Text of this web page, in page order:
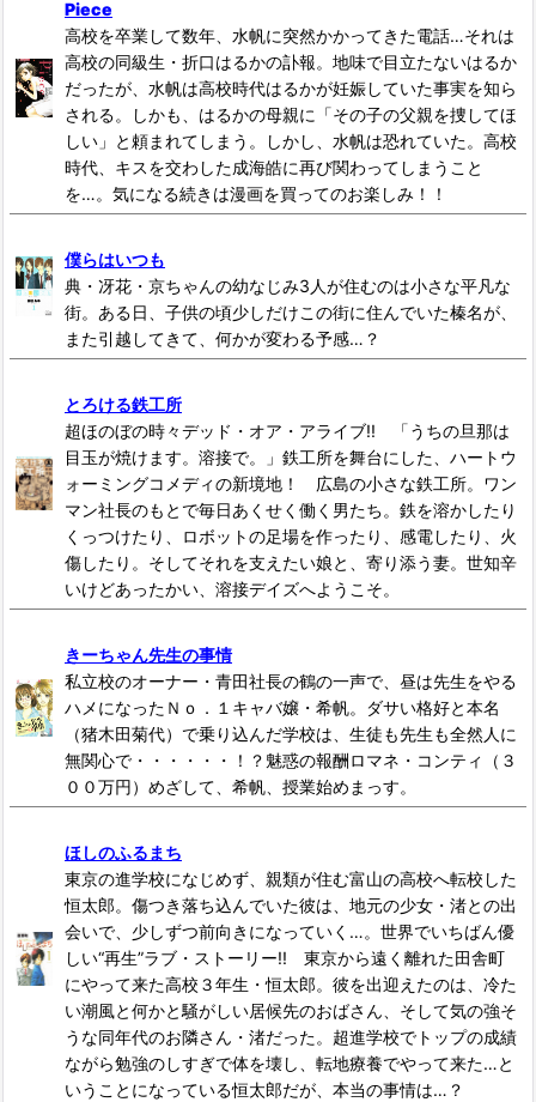
Piece
高校を卒業して数年、水帆に突然かかってきた電話…それは
高校の同級生・折口はるかの訃報。地味で目立たないはるか
だったが、水帆は高校時代はるかが妊娠していた事実を知ら
される。しかも、はるかの母親に「その子の父親を捜してほ
しい」と頼まれてしまう。しかし、水帆は恐れていた。高校
時代、キスを交わした成海皓に再び関わってしまうこと
を…。気になる続きは漫画を買ってのお楽しみ！！
僕らはいつも
典・冴花・京ちゃんの幼なじみ3人が住むのは小さな平凡な
街。ある日、子供の頃少しだけこの街に住んでいた榛名が、
また引越してきて、何かが変わる予感…？
とろける鉄工所
超ほのぼの時々デッド・オア・アライブ!! 「うちの旦那は
目玉が焼けます。溶接で。」鉄工所を舞台にした、ハートウ
ォーミングコメディの新境地！ 広島の小さな鉄工所。ワン
マン社長のもとで毎日あくせく働く男たち。鉄を溶かしたり
くっつけたり、ロボットの足場を作ったり、感電したり、火
傷したり。そしてそれを支えたい娘と、寄り添う妻。世知辛
いけどあったかい、溶接デイズへようこそ。
きーちゃん先生の事情
私立校のオーナー・青田社長の鶴の一声で、昼は先生をやる
ハメになったＮｏ．１キャバ嬢・希帆。ダサい格好と本名
（猪木田菊代）で乗り込んだ学校は、生徒も先生も全然人に
無関心で・・・・・・！？魅惑の報酬ロマネ・コンティ（３
００万円）めざして、希帆、授業始めまっす。
ほしのふるまち
東京の進学校になじめず、親類が住む富山の高校へ転校した
恒太郎。傷つき落ち込んでいた彼は、地元の少女・渚との出
会いで、少しずつ前向きになっていく…。世界でいちばん優
しい“再生”ラブ・ストーリー!! 東京から遠く離れた田舎町
にやって来た高校３年生・恒太郎。彼を出迎えたのは、冷た
い潮風と何かと騒がしい居候先のおばさん、そして気の強そ
うな同年代のお隣さん・渚だった。超進学校でトップの成績
ながら勉強のしすぎで体を壊し、転地療養でやって来た…と
いうことになっている恒太郎だが、本当の事情は…？